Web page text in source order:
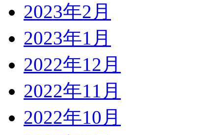
2023年2月
2023年1月
2022年12月
2022年11月
2022年10月